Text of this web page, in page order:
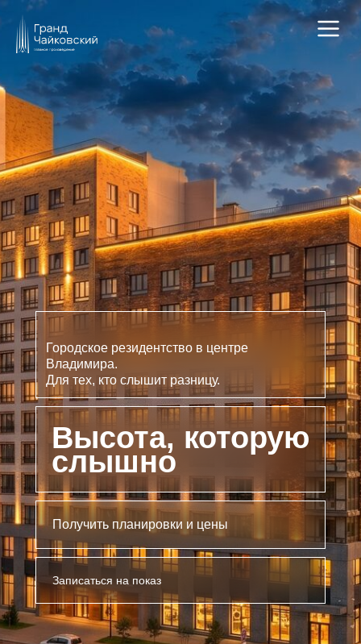
Высота, которую
слышно
Получить планировки и цены
Записаться на показ
Городское резидентство в центре
Владимира.
Для тех, кто слышит разницу.